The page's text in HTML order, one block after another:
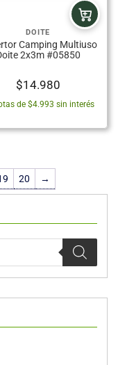
DOITE
Camping Multiuso
2x3m #05850
$14.980
de $4.993 sin interés
20 →